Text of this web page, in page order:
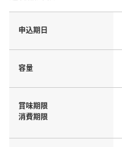
申込期日
容量
賞味期限
消費期限